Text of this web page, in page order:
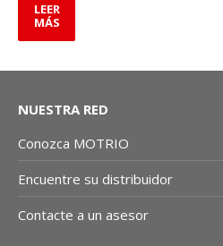
LEER
MÁS
NUESTRA RED
Conozca MOTRIO
Encuentre su distribuidor
Contacte a un asesor